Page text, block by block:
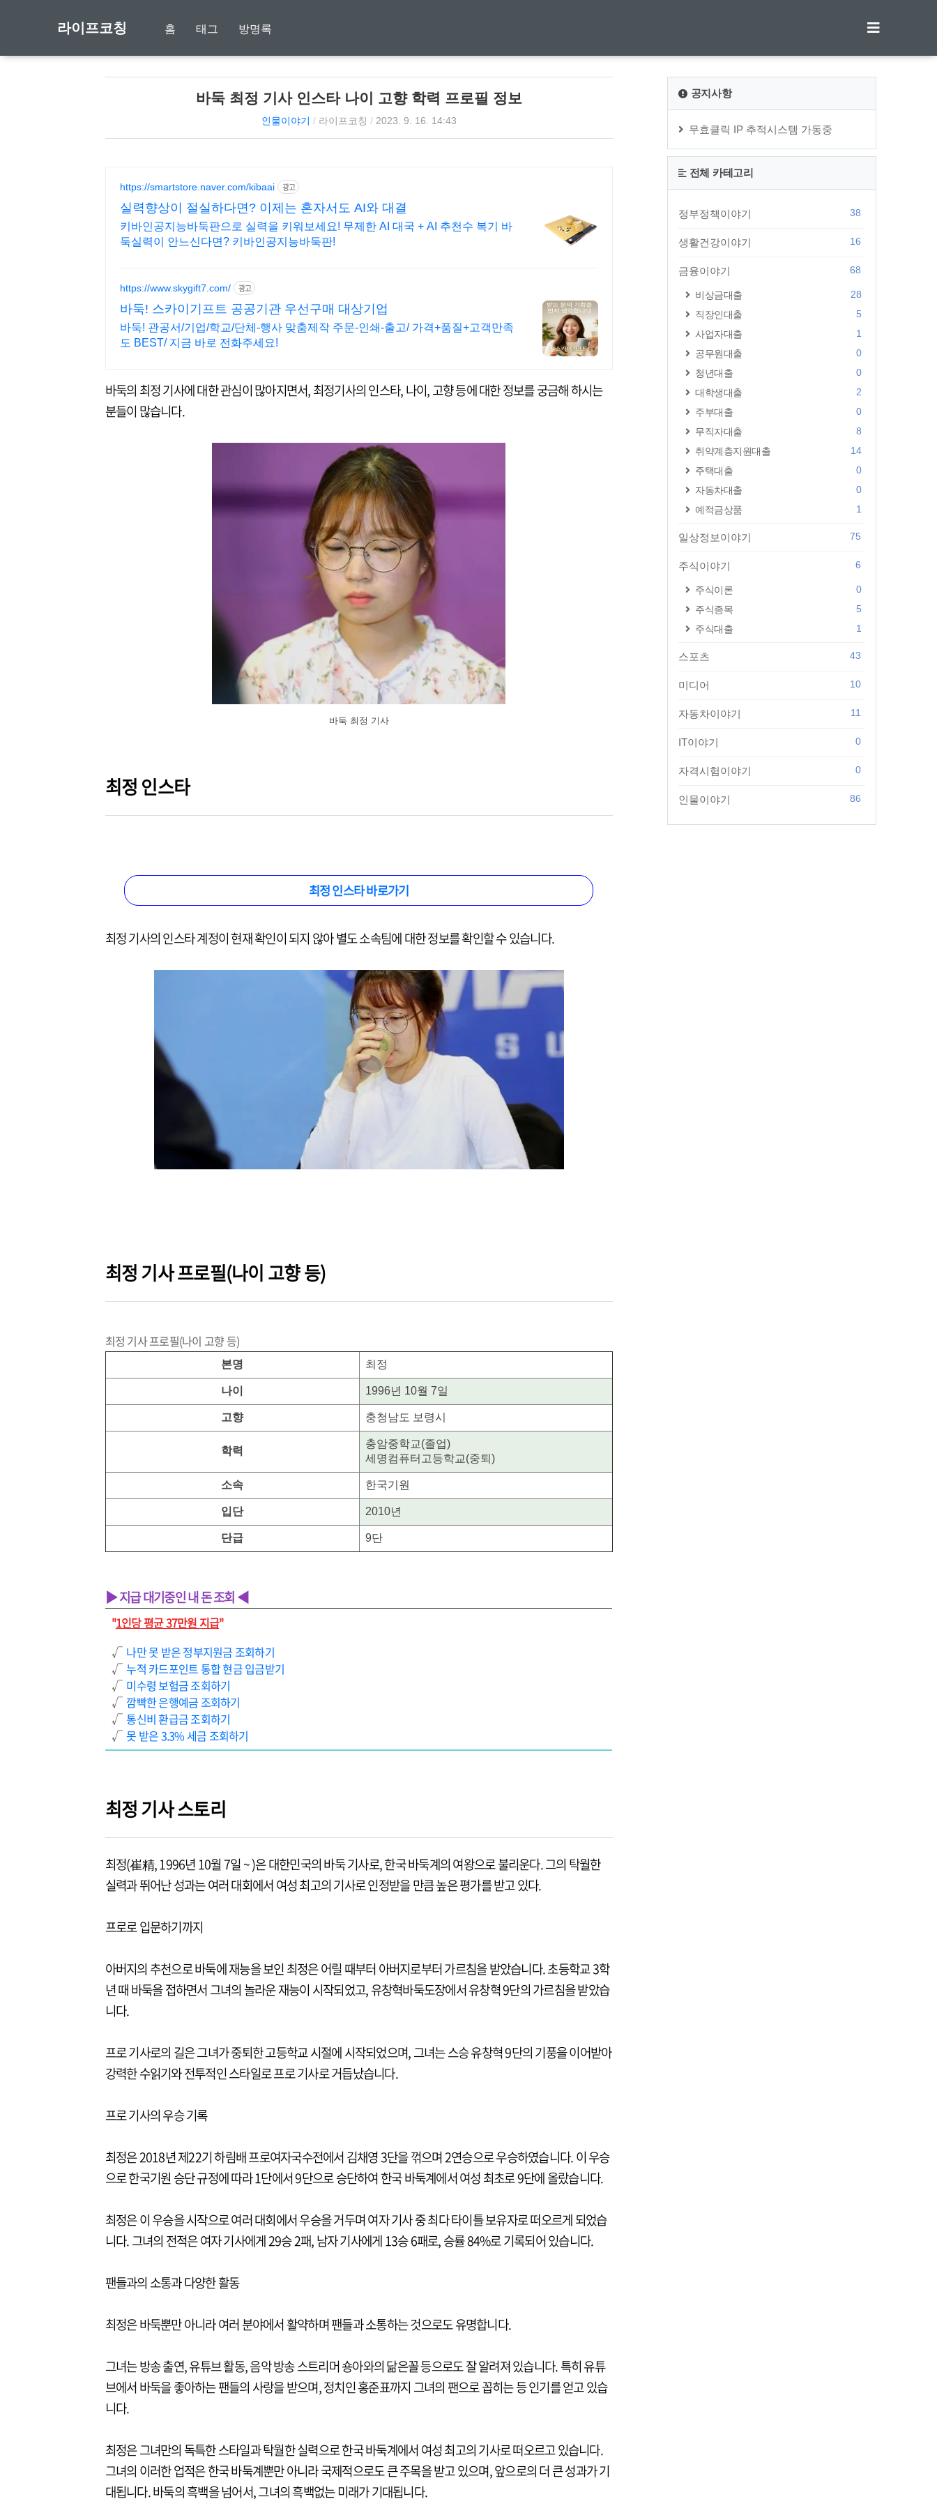
라이프코칭 홈 태그 방명록
바둑 최정 기사 인스타 나이 고향 학력 프로필 정보
인물이야기 / 라이프코칭 / 2023. 9. 16. 14:43
https://smartstore.naver.com/kibaai 광고
실력향상이 절실하다면? 이제는 혼자서도 AI와 대결
키바인공지능바둑판으로 실력을 키워보세요! 무제한 AI 대국 + AI 추천수 복기 바
둑실력이 안느신다면? 키바인공지능바둑판!
https://www.skygift7.com/ 광고
바둑! 스카이기프트 공공기관 우선구매 대상기업
바둑! 관공서/기업/학교/단체-행사 맞춤제작 주문-인쇄-출고/ 가격+품질+고객만족
도 BEST/ 지금 바로 전화주세요!
바둑의 최정 기사에 대한 관심이 많아지면서, 최정기사의 인스타, 나이, 고향 등에 대한 정보를 궁금해 하시는
분들이 많습니다.
바둑 최정 기사
최정 인스타
최정 인스타 바로가기
최정 기사의 인스타 계정이 현재 확인이 되지 않아 별도 소속팀에 대한 정보를 확인할 수 있습니다.
최정 기사 프로필(나이 고향 등)
최정 기사 프로필(나이 고향 등)
본명 최정
나이 1996년 10월 7일
고향 충청남도 보령시
학력
충암중학교(졸업)
세명컴퓨터고등학교(중퇴)
소속 한국기원
입단 2010년
단급 9단
▶ 지급 대기중인 내 돈 조회 ◀
"1인당 평균 37만원 지급"
√ 나만 못 받은 정부지원금 조회하기
√누적 카드포인트 통합 현금 입금받기
√ 미수령 보험금 조회하기
√ 깜빡한 은행예금 조회하기
√통신비 환급금 조회하기
√못 받은 3.3% 세금 조회하기
최정 기사 스토리
최정(崔精, 1996년 10월 7일 ~ )은 대한민국의 바둑 기사로, 한국 바둑계의 여왕으로 불리운다. 그의 탁월한
실력과 뛰어난 성과는 여러 대회에서 여성 최고의 기사로 인정받을 만큼 높은 평가를 받고 있다.
프로로 입문하기까지
아버지의 추천으로 바둑에 재능을 보인 최정은 어릴 때부터 아버지로부터 가르침을 받았습니다. 초등학교 3학
년 때 바둑을 접하면서 그녀의 놀라운 재능이 시작되었고, 유창혁바둑도장에서 유창혁 9단의 가르침을 받았습
니다.
프로 기사로의 길은 그녀가 중퇴한 고등학교 시절에 시작되었으며, 그녀는 스승 유창혁 9단의 기풍을 이어받아
강력한 수읽기와 전투적인 스타일로 프로 기사로 거듭났습니다.
프로 기사의 우승 기록
최정은 2018년 제22기 하림배 프로여자국수전에서 김채영 3단을 꺾으며 2연승으로 우승하였습니다. 이 우승
으로 한국기원 승단 규정에 따라 1단에서 9단으로 승단하여 한국 바둑계에서 여성 최초로 9단에 올랐습니다.
최정은 이 우승을 시작으로 여러 대회에서 우승을 거두며 여자 기사 중 최다 타이틀 보유자로 떠오르게 되었습
니다. 그녀의 전적은 여자 기사에게 29승 2패, 남자 기사에게 13승 6패로, 승률 84%로 기록되어 있습니다.
팬들과의 소통과 다양한 활동
최정은 바둑뿐만 아니라 여러 분야에서 활약하며 팬들과 소통하는 것으로도 유명합니다.
그녀는 방송 출연, 유튜브 활동, 음악 방송 스트리머 숑아와의 닮은꼴 등으로도 잘 알려져 있습니다. 특히 유튜
브에서 바둑을 좋아하는 팬들의 사랑을 받으며, 정치인 홍준표까지 그녀의 팬으로 꼽히는 등 인기를 얻고 있습
니다.
최정은 그녀만의 독특한 스타일과 탁월한 실력으로 한국 바둑계에서 여성 최고의 기사로 떠오르고 있습니다.
그녀의 이러한 업적은 한국 바둑계뿐만 아니라 국제적으로도 큰 주목을 받고 있으며, 앞으로의 더 큰 성과가 기
대됩니다. 바둑의 흑백을 넘어서, 그녀의 흑백없는 미래가 기대됩니다.
공지사항
무효클릭 IP 추적시스템 가동중
전체 카테고리
정부정책이야기 38
생활건강이야기 16
금융이야기 68
비상금대출
28
직장인대출
5
사업자대출
1
공무원대출
0
청년대출
0
대학생대출
2
주부대출
0
무직자대출
8
취약계층지원대출
14
주택대출
0
자동차대출
0
예적금상품
1
일상정보이야기 75
주식이야기 6
주식이론
0
주식종목
5
주식대출
1
스포츠 43
미디어 10
자동차이야기 11
IT이야기 0
자격시험이야기 0
인물이야기 86